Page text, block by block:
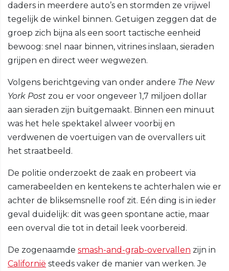
daders in meerdere auto’s en stormden ze vrijwel
tegelijk de winkel binnen. Getuigen zeggen dat de
groep zich bijna als een soort tactische eenheid
bewoog: snel naar binnen, vitrines inslaan, sieraden
grijpen en direct weer wegwezen.
Volgens berichtgeving van onder andere The New
York Post zou er voor ongeveer 1,7 miljoen dollar
aan sieraden zijn buitgemaakt. Binnen een minuut
was het hele spektakel alweer voorbij en
verdwenen de voertuigen van de overvallers uit
het straatbeeld.
De politie onderzoekt de zaak en probeert via
camerabeelden en kentekens te achterhalen wie er
achter de bliksemsnelle roof zit. Eén ding is in ieder
geval duidelijk: dit was geen spontane actie, maar
een overval die tot in detail leek voorbereid.
De zogenaamde smash-and-grab-overvallen zijn in
Californië steeds vaker de manier van werken. Je